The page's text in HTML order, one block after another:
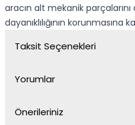
aracın alt mekanik
dayanıklılığının korunmasına
Taksit Seçenekleri
Yorumlar
Önerileriniz